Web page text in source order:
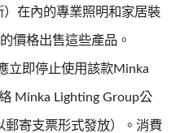
在內的專業照明和家居裝
價格出售這些產品。
立即停止使用該款Minka
Minka Lighting Group公
郵寄支票形式發放）。消費